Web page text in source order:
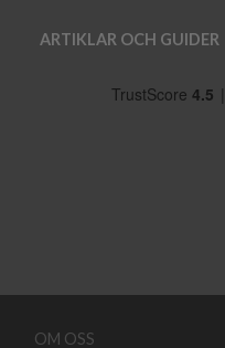
ARTIKLAR OCH GUIDER
OM OSS